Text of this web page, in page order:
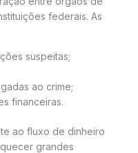
federais. As
suspeitas;
ao crime;
financeiras.
ao fluxo de dinheiro
grandes